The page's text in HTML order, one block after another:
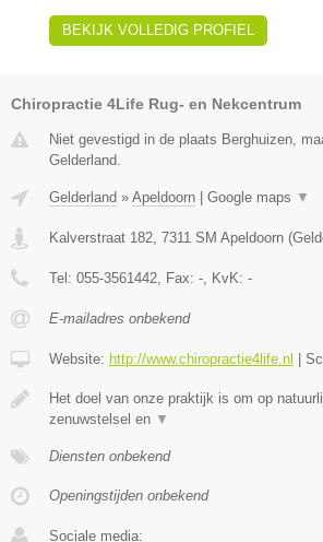
BEKIJK VOLLEDIG PROFIEL
Chiropractie 4Life Rug- en Nekcentrum
Niet gevestigd in de plaats Berghuizen,
Gelderland.
Gelderland » Apeldoorn Google maps ▼
Kalverstraat 182 7311 SM Apeldoorn (
Tel: 055-3561442 , Fax: - , KvK: -
E-mailadres onbekend
Website: http://www.chiropractie4life.nl
Het doel van onze praktijk is om op
zenuwstelsel en ▼
Diensten onbekend
Openingstijden onbekend
Sociale media: